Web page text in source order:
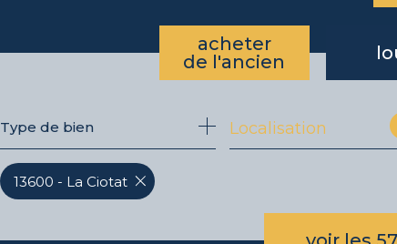
Programmes neufs
acheter
de l'ancien
de l'ancien
du neuf
à
Type de bien Localisation
13600 - La Ciotat